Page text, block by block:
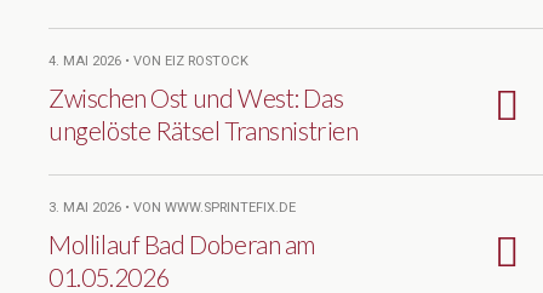
4. MAI 2026 • VON EIZ ROSTOCK
Zwischen Ost und West: Das
ungelöste Rätsel Transnistrien
3. MAI 2026 • VON WWW.SPRINTEFIX.DE
Mollilauf Bad Doberan am
01.05.2026